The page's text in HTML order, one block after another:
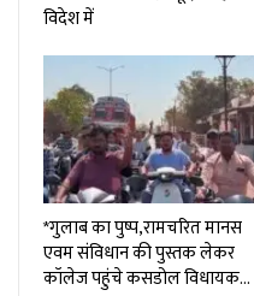
विदेश में
*गुलाब का पुष्प,रामचरित मानस
एवम संविधान की पुस्तक लेकर
कॉलेज पहुंचे कसडोल विधायक…